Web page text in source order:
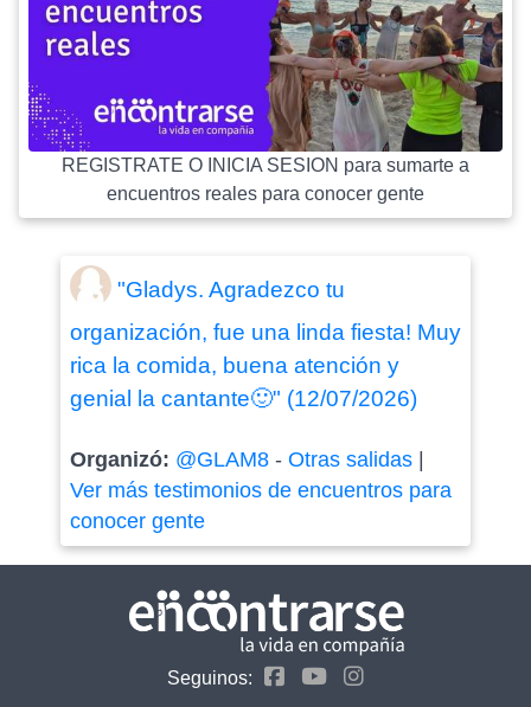
REGISTRATE O INICIA SESION para sumarte a
encuentros reales para conocer gente
"Gladys. Agradezco tu
organización, fue una linda fiesta! Muy
rica la comida, buena atención y
genial la cantante🙂" (12/07/2026)
Organizó: @GLAM8- Otras salidas|
Ver más testimonios de encuentros para
conocer gente
Seguinos: